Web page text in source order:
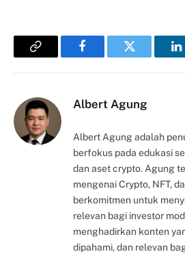
Copy
FacebookTwitter
Albert Agung
Albert Agung adalah
berfokus pada edukasi
dan aset crypto. Agung
mengenai Crypto, NFT,
berkomitmen untuk
relevan bagi investor
menghadirkan konten
dipahami, dan relevan